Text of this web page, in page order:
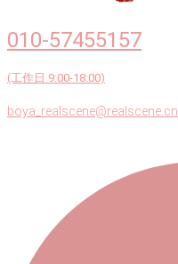
010-57455157
(工作日 9:00-18:00)
boya_realscene@realscene.cn